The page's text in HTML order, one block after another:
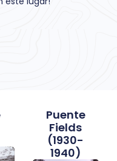
Puente
Fields
(1930-
1940)